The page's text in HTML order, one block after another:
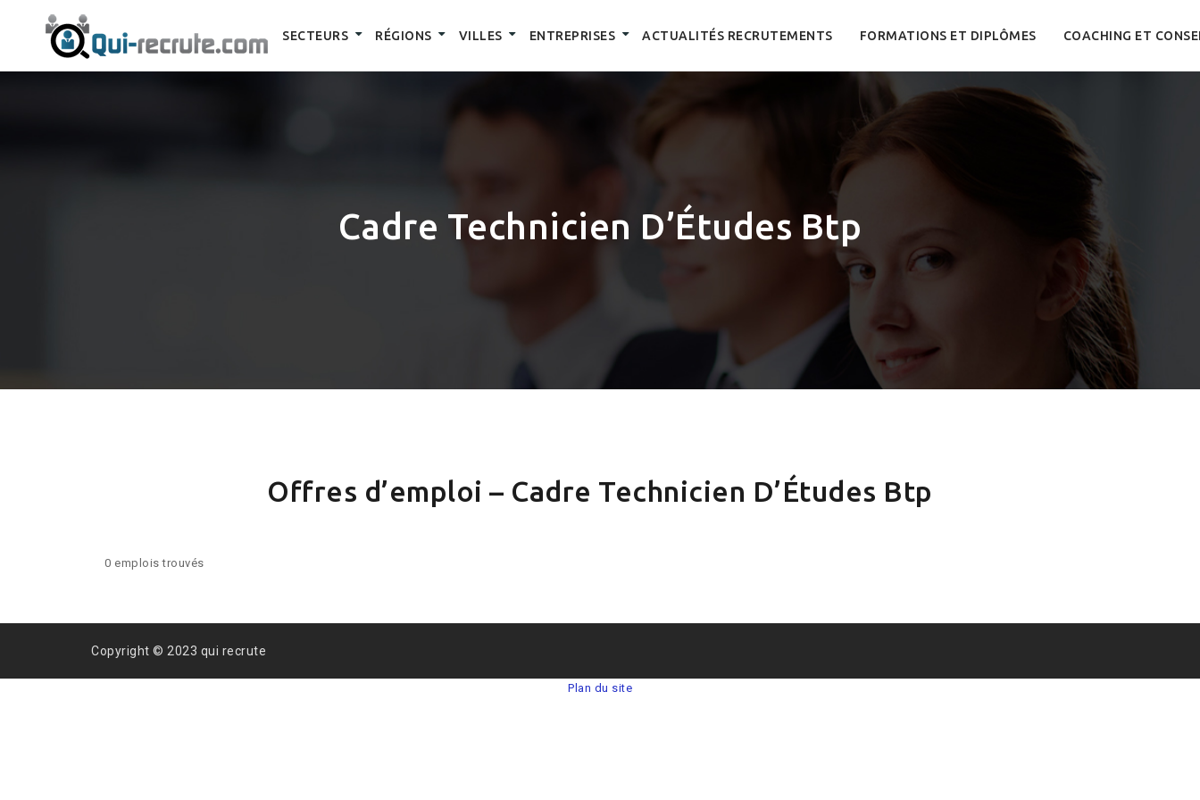
SECTEURS RÉGIONS VILLES ENTREPRISES ACTUALITÉS RECRUTEMENTS FORMATIONS ET DIPLÔMES COACHING ET
Cadre Technicien D’Études Btp
Offres d’emploi – Cadre Technicien D’Études Btp
0 emplois trouvés
Copyright © 2023 qui recrute
Plan du site